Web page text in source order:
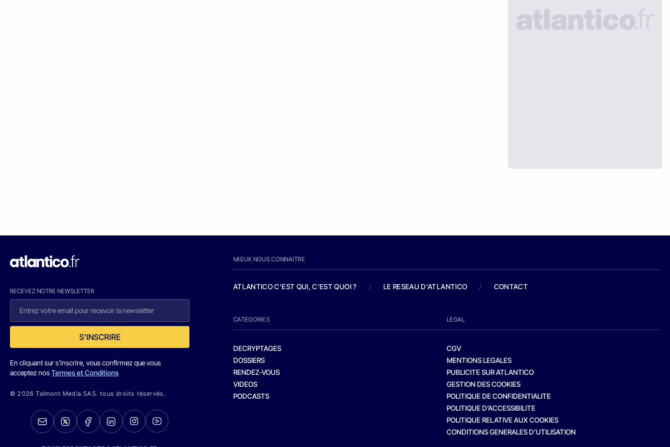
RECEVEZ NOTRE NEWSLETTER
S'INSCRIRE
En cliquant sur s'inscrire, vous confirmez que vous
acceptez nosTermes et Conditions
© 2026 Talmont Media SAS. tous droits réservés.
MIEUX NOUS CONNAITRE
ATLANTICO C'EST QUI, C'EST QUOI ? / LE RESEAU D'ATLANTICO / CONTACT
CATEGORIES
DECRYPTAGES
DOSSIERS
RENDEZ-VOUS
VIDEOS
PODCASTS
LEGAL
CGV
MENTIONS LEGALES
PUBLICITE SUR ATLANTICO
GESTION DES COOKIES
POLITIQUE DE CONFIDENTIALITE
POLITIQUE D’ACCESSIBILITE
POLITIQUE RELATIVE AUX COOKIES
CONDITIONS GENERALES D’UTILISATION